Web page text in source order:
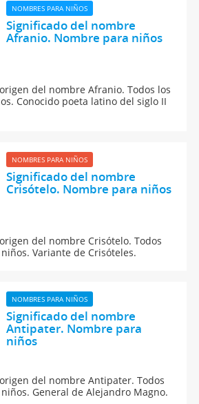
NOMBRES PARA NIÑOS
Significado del nombre
Afranio. Nombre para niños
del nombre Afranio. Todos los
Conocido poeta latino del siglo II
NOMBRES PARA NIÑOS
Significado del nombre
Crisótelo. Nombre para niños
del nombre Crisótelo. Todos
Variante de Crisóteles.
NOMBRES PARA NIÑOS
Significado del nombre
Antipater. Nombre para
niños
del nombre Antipater. Todos
General de Alejandro Magno.